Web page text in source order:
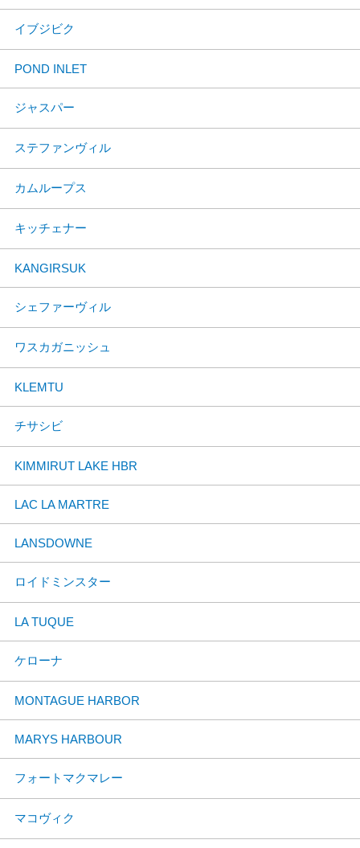
イブジビク
POND INLET
ジャスパー
ステファンヴィル
カムループス
キッチェナー
KANGIRSUK
シェファーヴィル
ワスカガニッシュ
KLEMTU
チサシビ
KIMMIRUT LAKE HBR
LAC LA MARTRE
LANSDOWNE
ロイドミンスター
LA TUQUE
ケローナ
MONTAGUE HARBOR
MARYS HARBOUR
フォートマクマレー
マコヴィク